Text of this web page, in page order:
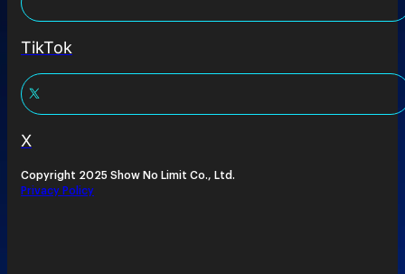
TikTok
X
Copyright 2025 Show No Limit Co., Ltd.
Privacy Policy